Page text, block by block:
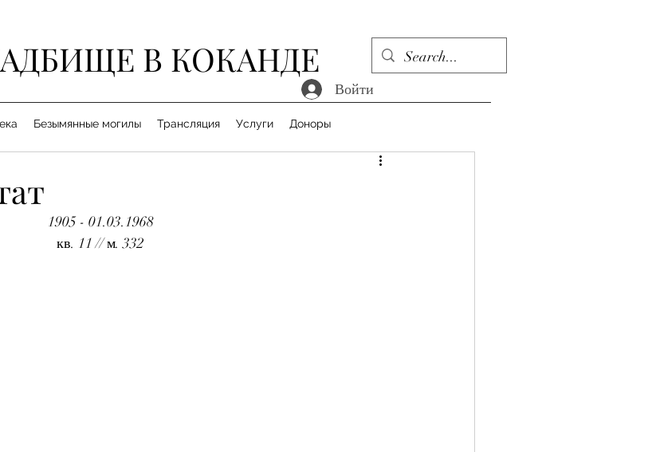
В КОКАНДЕ
Войти
Безымянные могилы Трансляция Услуги Доноры
1905 - 01.03.1968
кв. 11 // м. 332